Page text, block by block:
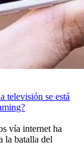
televisión se está
vía internet ha
la batalla del